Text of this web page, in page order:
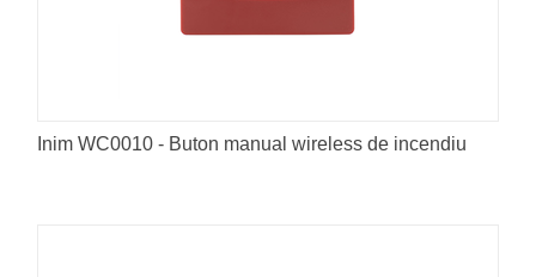
Inim WC0010 - Buton manual wireless de incendiu